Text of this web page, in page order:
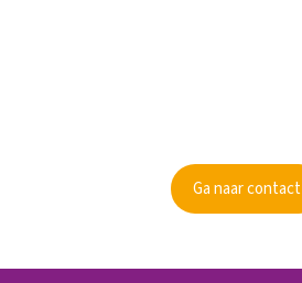
Ga naar contact